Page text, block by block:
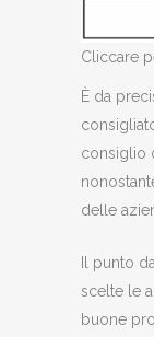
Cliccare
È da
consiglio
delle
Il punto
scelte le
buone